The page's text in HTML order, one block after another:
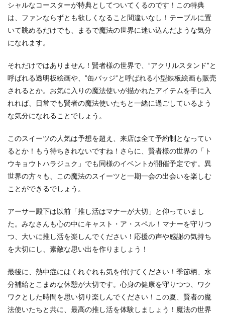
シャルなコースターが特典としてついてくるのです！この特典
は、ファンならずとも欲しくなること間違いなし！テーブルに置
いて眺めるだけでも、まるで魔法の世界に迷い込んだような気分
になれます。
それだけではありません！賢者様の世界で、”アクリルスタンド”と
呼ばれる透明板絵画や、”缶バッジ”と呼ばれる小型鉄板絵画も販売
されるとか。お気に入りの魔法使いが描かれたアイテムを手に入
れれば、日常でも賢者の魔法使いたちと一緒に過ごしているよう
な気分になれることでしょう。
このスイーツの人気は予想を超え、来店は全て予約制となってい
るとか！もう待ちきれないですね！さらに、賢者様の世界の「ト
ウキョウトハラジュク」でも同様のイベントが開催予定です。異
世界の方々も、この魔法のスイーツと一期一会の出会いを楽しむ
ことができるでしょう。
アーサー殿下は以前「推し活はマナーが大切」と仰っていまし
た。みなさんも心の中にキャスト・ア・スペル！マナーを守りつ
つ、大いに推し活を楽しんでください！応援の声や感謝の気持ち
を大切にし、素敵な思い出を作りましょう！
最後に、熱中症にはくれぐれも気を付けてください！季節柄、水
分補給とこまめな休憩が大切です。心身の健康を守りつつ、ワク
ワクとした時間を思い切り楽しんでください！この夏、賢者の魔
法使いたちと共に、最高の推し活を体験しましょう！魔法の世界